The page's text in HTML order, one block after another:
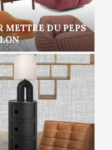
METTRE DU PEPS